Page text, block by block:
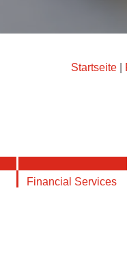
Startseite
Financial Services